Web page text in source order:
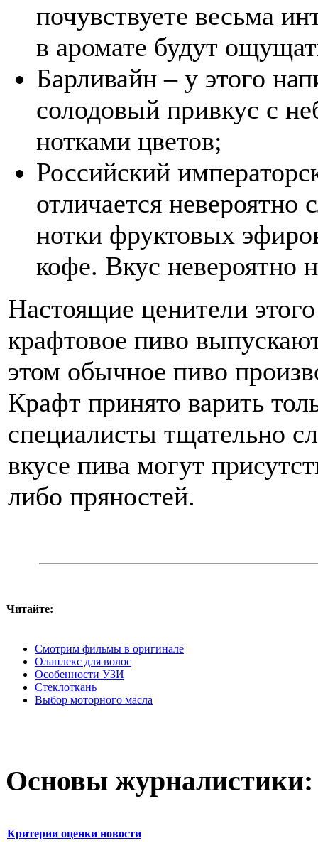
почувствуете весьма
в аромате будут
Барливайн – у этого
солодовый привкус с
нотками цветов;
Российский
отличается
нотки фруктовых
кофе. Вкус невероятно
Настоящие ценители
крафтовое пиво
этом обычное пиво
Крафт принято варить
специалисты тщательно
вкусе пива могут
либо пряностей.
Читайте:
Смотрим фильмы в оригинале
Олаплекс для волос
Особенности УЗИ
Стеклоткань
Выбор моторного масла
Основы журналистики:
Критерии оценки новости